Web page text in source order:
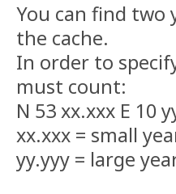
You can find two
the cache.
In order to
must count:
N 53 xx.xxx E 10
xx.xxx = small
yy.yyy = large